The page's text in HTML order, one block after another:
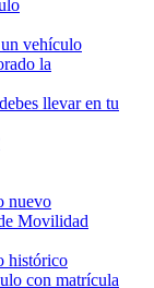
vehículo
la
llevar en tu
nuevo
Movilidad
histórico
con matrícula